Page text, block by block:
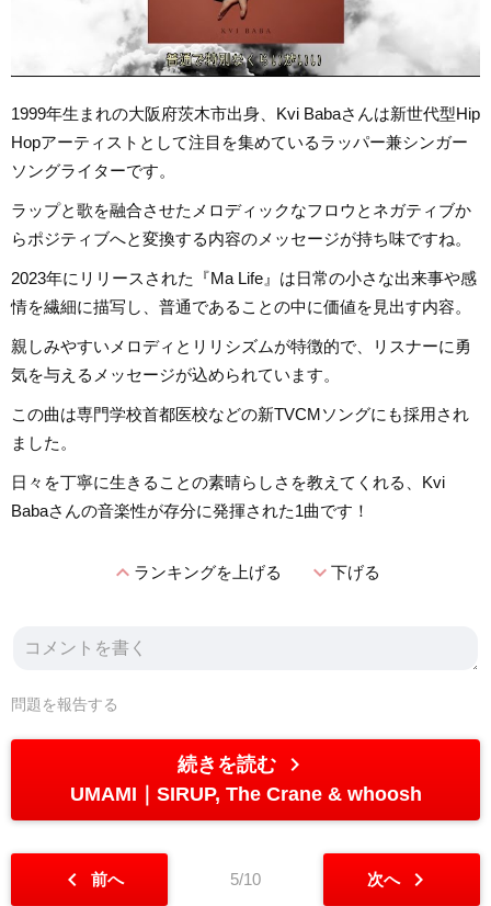
1999年生まれの大阪府茨木市出身、Kvi Babaさんは新世代型Hip
Hopアーティストとして注目を集めているラッパー兼シンガー
ソングライターです。
ラップと歌を融合させたメロディックなフロウとネガティブか
らポジティブへと変換する内容のメッセージが持ち味ですね。
2023年にリリースされた『Ma Life』は日常の小さな出来事や感
情を繊細に描写し、普通であることの中に価値を見出す内容。
親しみやすいメロディとリリシズムが特徴的で、リスナーに勇
気を与えるメッセージが込められています。
この曲は専門学校首都医校などの新TVCMソングにも採用され
ました。
日々を丁寧に生きることの素晴らしさを教えてくれる、Kvi
Babaさんの音楽性が存分に発揮された1曲です！
expand_lessランキングを上げる expand_more下げる
問題を報告する
続きを読む chevron_right
UMAMI SIRUP, The Crane & whoosh
chevron_left 前へ 5/10 次へ chevron_right